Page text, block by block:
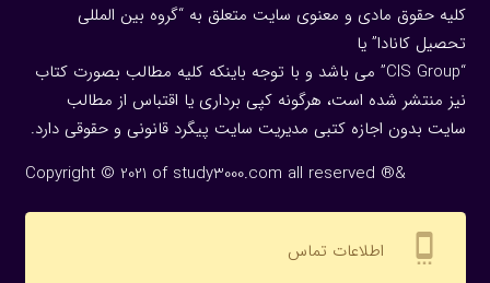
کلیه حقوق مادی و معنوی سایت متعلق به “گروه بین المللی
تحصیل کانادا” یا
“CIS Group” می باشد و با توجه باینکه کلیه مطالب بصورت کتاب
نیز منتشر شده است، هرگونه كپی برداری یا اقتباس از مطالب
سایت بدون اجازه كتبی مدیریت سایت پیگرد قانونی و حقوقی دارد.
Copyright © 2021 of study3000.com all reserved ®&
settings_cell اطلاعات تماس